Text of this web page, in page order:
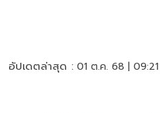
อัปเดตล่าสุด : 01 ต.ค. 68 |